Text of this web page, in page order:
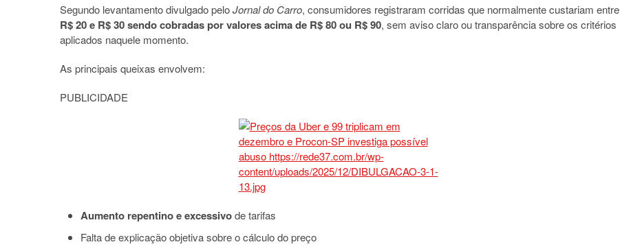
Segundo levantamento divulgado peloJornal do Carro, consumidores registraram corridas que normalmente custariam entre
R$ 20 e R$ 30 sendo cobradas por valores acima de R$ 80 ou R$ 90, sem aviso claro ou transparência sobre os critérios
aplicados naquele momento.
As principais queixas envolvem:
PUBLICIDADE
Aumento repentino e excessivode tarifas
Falta de explicação objetiva sobre o cálculo do preço